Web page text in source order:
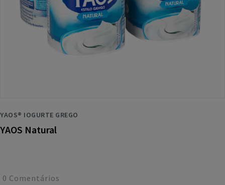
YAOS® IOGURTE GREGO
YAOS Natural
0 Comentários